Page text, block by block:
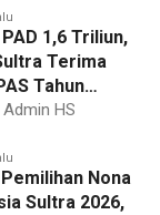
1,6 Triliun,
Terima
Tahun
2027
Admin HS
Nona
Sultra 2026,